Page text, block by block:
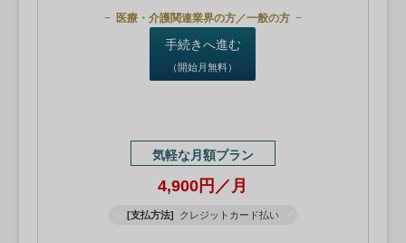
医療・介護関連業界の方／一般の方
手続きへ進む
（開始月無料）
気軽な月額プラン
4,900円／月
[支払方法] クレジットカード払い